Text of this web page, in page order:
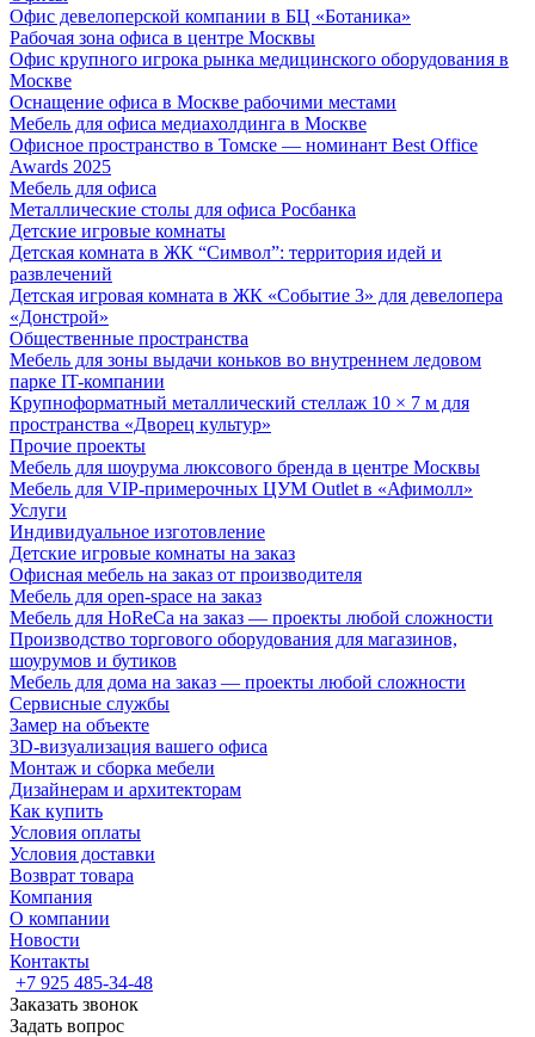
Офис девелоперской компании в БЦ «Ботаника»
Рабочая зона офиса в центре Москвы
Офис крупного игрока рынка медицинского оборудования в
Москве
Оснащение офиса в Москве рабочими местами
Мебель для офиса медиахолдинга в Москве
Офисное пространство в Томске — номинант Best Office
Awards 2025
Мебель для офиса
Металлические столы для офиса Росбанка
Детские игровые комнаты
Детская комната в ЖК “Символ”: территория идей и
развлечений
Детская игровая комната в ЖК «Событие 3» для девелопера
«Донстрой»
Общественные пространства
Мебель для зоны выдачи коньков во внутреннем ледовом
парке IT-компании
Крупноформатный металлический стеллаж 10 × 7 м для
пространства «Дворец культур»
Прочие проекты
Мебель для шоурума люксового бренда в центре Москвы
Мебель для VIP-примерочных ЦУМ Outlet в «Афимолл»
Услуги
Индивидуальное изготовление
Детские игровые комнаты на заказ
Офисная мебель на заказ от производителя
Мебель для open-space на заказ
Мебель для HoReCa на заказ — проекты любой сложности
Производство торгового оборудования для магазинов,
шоурумов и бутиков
Мебель для дома на заказ — проекты любой сложности
Сервисные службы
Замер на объекте
3D-визуализация вашего офиса
Монтаж и сборка мебели
Дизайнерам и архитекторам
Как купить
Условия оплаты
Условия доставки
Возврат товара
Компания
О компании
Новости
Контакты
+7 925 485-34-48
Заказать звонок
Задать вопрос